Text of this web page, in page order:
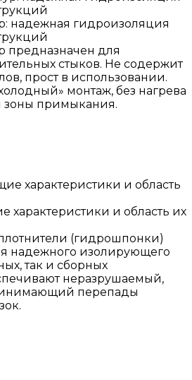
надежная гидроизоляция
предназначен для
стыков. Не содержит
прост в использовании.
монтаж, без нагрева
зоны примыкания.
характеристики и область их
(гидрошпонки)
надежного изолирующего
так и сборных
неразрушаемый,
перепады